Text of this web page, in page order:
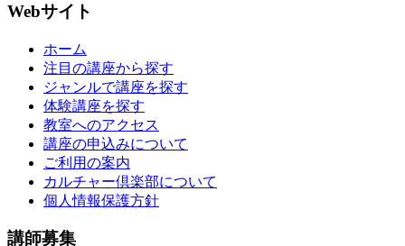
Webサイト
ホーム
注目の講座から探す
ジャンルで講座を探す
体験講座を探す
教室へのアクセス
講座の申込みについて
ご利用の案内
カルチャー倶楽部について
個人情報保護方針
講師募集